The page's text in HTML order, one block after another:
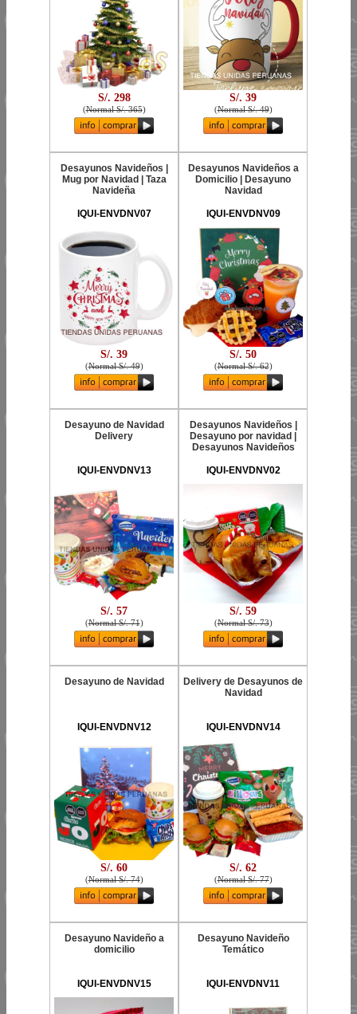
S/. 298
(Normal S/. 365)
S/. 39
(Normal S/. 49)
Desayunos Navideños |
Mug por Navidad | Taza
Navideña
IQUI-ENVDNV07
S/. 39
(Normal S/. 49)
Desayunos Navideños a
Domicilio | Desayuno
Navidad
IQUI-ENVDNV09
S/. 50
(Normal S/. 62)
Desayuno de Navidad
Delivery
IQUI-ENVDNV13
S/. 57
(Normal S/. 71)
Desayunos Navideños |
Desayuno por navidad |
Desayunos Navideños
IQUI-ENVDNV02
S/. 59
(Normal S/. 73)
Desayuno de Navidad
IQUI-ENVDNV12
S/. 60
(Normal S/. 74)
Delivery de Desayunos de
Navidad
IQUI-ENVDNV14
S/. 62
(Normal S/. 77)
Desayuno Navideño a
domicilio
IQUI-ENVDNV15
Desayuno Navideño
Temático
IQUI-ENVDNV11